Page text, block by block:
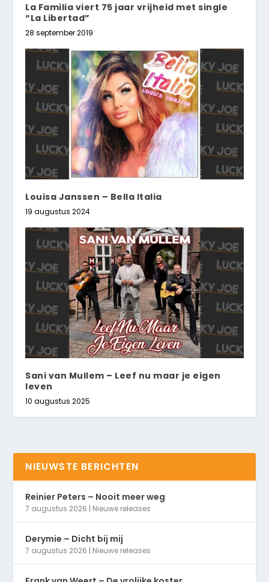
La Familia viert 75 jaar vrijheid met single
“La Libertad”
28 september 2019
Louisa Janssen – Bella Italia
19 augustus 2024
Sani van Mullem – Leef nu maar je eigen
leven
10 augustus 2025
NIEUWSTE BERICHTEN
Reinier Peters – Nooit meer weg
7 augustus 2026 | Nieuwe releases
Derymie – Dicht bij mij
7 augustus 2026 | Nieuwe releases